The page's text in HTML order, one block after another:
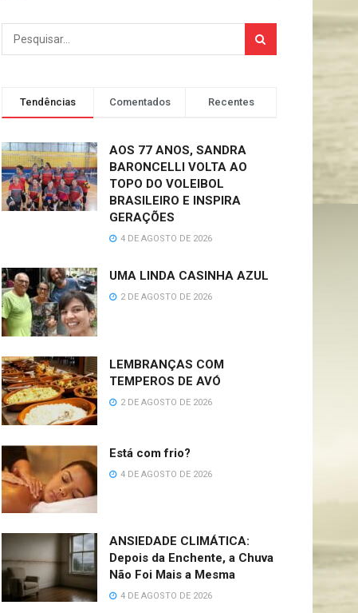
Tendências Comentados Recentes
AOS 77 ANOS, SANDRA
BARONCELLI VOLTA AO
TOPO DO VOLEIBOL
BRASILEIRO E INSPIRA
GERAÇÕES
4 DE AGOSTO DE 2026
UMA LINDA CASINHA AZUL
2 DE AGOSTO DE 2026
LEMBRANÇAS COM
TEMPEROS DE AVÓ
2 DE AGOSTO DE 2026
Está com frio?
4 DE AGOSTO DE 2026
ANSIEDADE CLIMÁTICA:
Depois da Enchente, a Chuva
Não Foi Mais a Mesma
4 DE AGOSTO DE 2026